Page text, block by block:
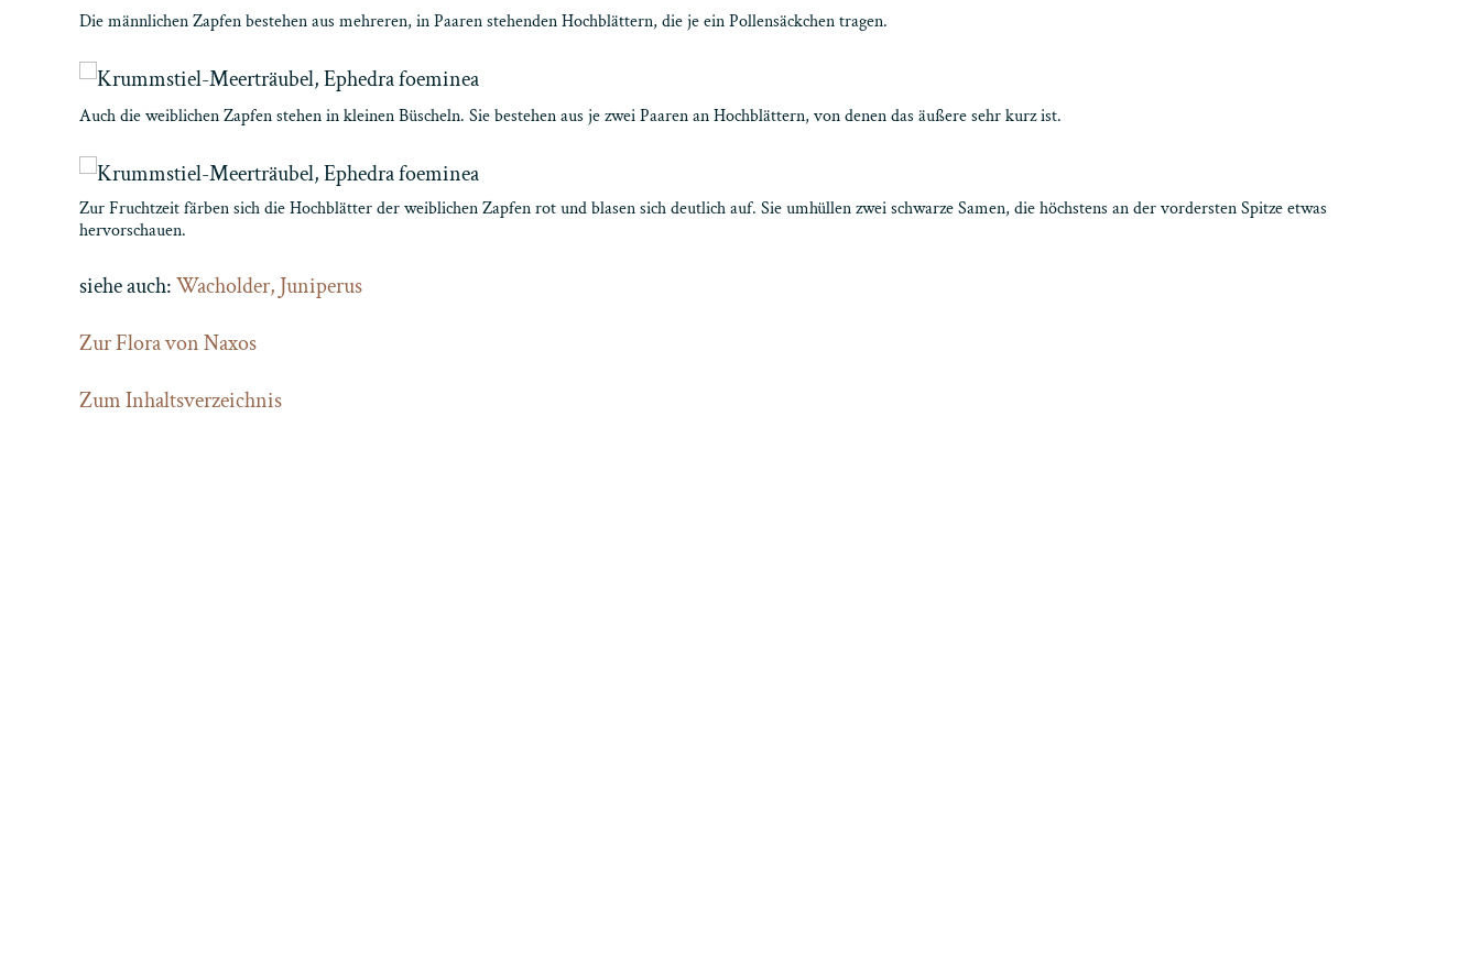
Die männlichen Zapfen bestehen aus mehreren, in Paaren stehenden Hochblättern, die je ein Pollensäckchen tragen.
Auch die weiblichen Zapfen stehen in kleinen Büscheln. Sie bestehen aus je zwei Paaren an Hochblättern, von denen das äußere sehr kurz ist.
Zur Fruchtzeit färben sich die Hochblätter der weiblichen Zapfen rot und blasen sich deutlich auf. Sie umhüllen zwei schwarze Samen, die höchstens an der vordersten Spitze etwas
hervorschauen.
siehe auch:Wacholder, Juniperus
Zur Flora von Naxos
Zum Inhaltsverzeichnis